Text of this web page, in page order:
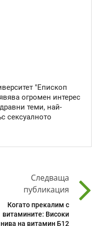
"Епископ
огромен интерес
теми, най-
сексуалното
Следваща
публикация
Когато прекалим с
витамините: Високи
нива на витамин Б12